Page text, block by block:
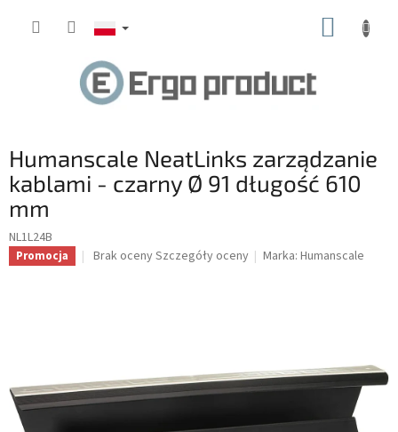
Humanscale NeatLinks zarządzanie
kablami - czarny Ø 91 długość 610
mm
NL1L24B
Promocja
Średnia
Brak ocenySzczegóły oceny Marka:Humanscale